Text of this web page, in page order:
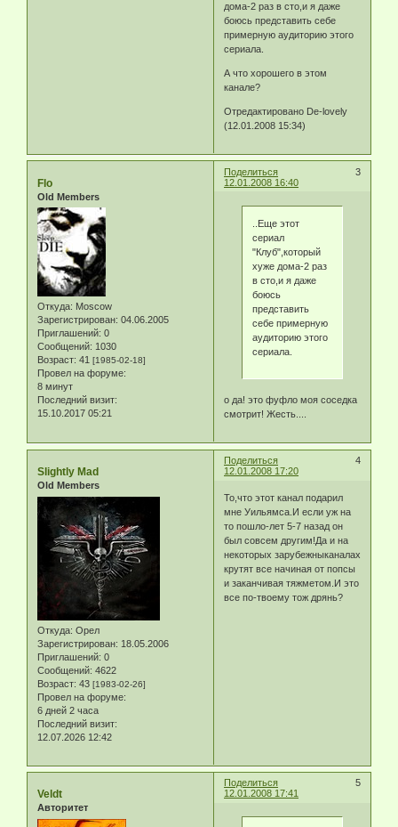
дома-2 раз в сто,и я даже
боюсь представить себе
примерную аудиторию этого
сериала.
А что хорошего в этом
канале?
Отредактировано De-lovely
(12.01.2008 15:34)
Поделиться
3
12.01.2008 16:40
Flo
Old Members
Откуда: Moscow
Зарегистрирован: 04.06.2005
Приглашений: 0
Сообщений: 1030
Возраст: 41 [1985-02-18]
Провел на форуме:
8 минут
Последний визит:
15.10.2017 05:21
..Еще этот
сериал
"Клуб",который
хуже дома-2 раз
в сто,и я даже
боюсь
представить
себе примерную
аудиторию этого
сериала.
о да! это фуфло моя соседка
смотрит! Жесть....
Поделиться
4
12.01.2008 17:20
Slightly Mad
Old Members
Откуда: Орел
Зарегистрирован: 18.05.2006
Приглашений: 0
Сообщений: 4622
Возраст: 43 [1983-02-26]
Провел на форуме:
6 дней 2 часа
Последний визит:
12.07.2026 12:42
То,что этот канал подарил
мне Уильямса.И если уж на
то пошло-лет 5-7 назад он
был совсем другим!Да и на
некоторых зарубежныканалах
крутят все начиная от попсы
и заканчивая тяжметом.И это
все по-твоему тож дрянь?
Поделиться
5
12.01.2008 17:41
Veldt
Авторитет